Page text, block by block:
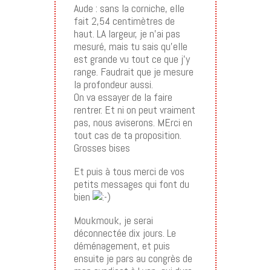
Aude : sans la corniche, elle
fait 2,54 centimètres de
haut. LA largeur, je n’ai pas
mesuré, mais tu sais qu’elle
est grande vu tout ce que j’y
range. Faudrait que je mesure
la profondeur aussi.
On va essayer de la faire
rentrer. Et ni on peut vraiment
pas, nous aviserons. MErci en
tout cas de ta proposition.
Grosses bises
Et puis à tous merci de vos
petits messages qui font du
bien
Moukmouk, je serai
déconnectée dix jours. Le
déménagement, et puis
ensuite je pars au congrès de